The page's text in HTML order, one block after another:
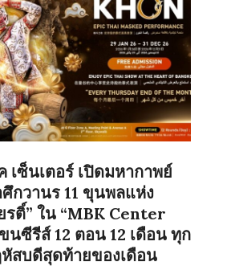
เซ็นเตอร์ เปิดมหากาพย์
กวานร 11 ขุนพลแห่ง
รติ์” ใน “MBK Center
นซีรีส์ 12 ตอน 12 เดือน ทุก
สบดีสุดท้ายของเดือน